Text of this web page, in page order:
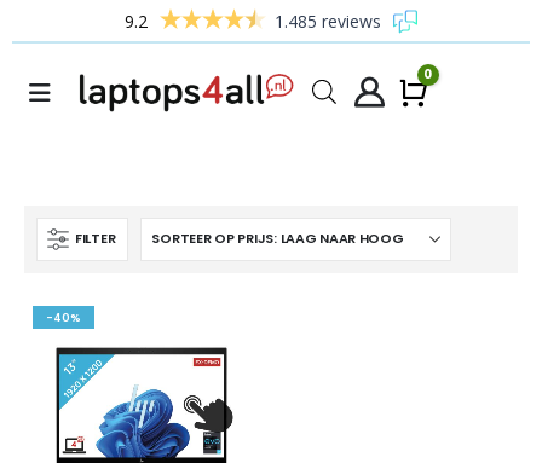
9.2 1.485 reviews
0
FILTER
-40%